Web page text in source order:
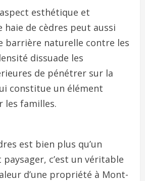
esthétique et
haie de cèdres peut aussi
barrière naturelle contre les
dissuade les
de pénétrer sur la
constitue un élément
les familles.
est bien plus qu’un
c’est un véritable
d’une propriété à Mont-